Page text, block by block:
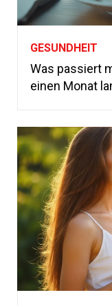
GESUNDHEIT
Was passiert
einen Monat